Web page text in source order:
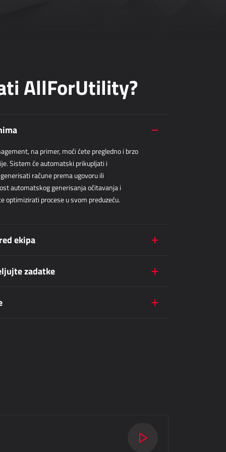
AllForUtility?
na primer, moći ćete pregledno i brzo
Sistem će automatski prikupljati i
račune prema ugovoru ili
automatskog generisanja očitavanja i
optimizirati procese u svom preduzeću.
ekipa
zadatke